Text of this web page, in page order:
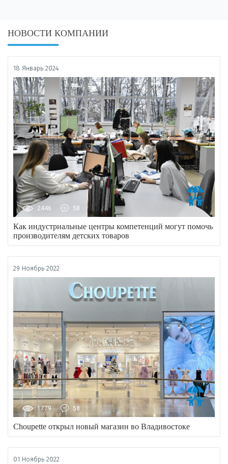
НОВОСТИ КОМПАНИИ
18 Январь 2024
2446 58
Как индустриальные центры компетенций могут помочь
производителям детских товаров
29 Ноябрь 2022
1779 58
Choupette открыл новый магазин во Владивостоке
01 Ноябрь 2022